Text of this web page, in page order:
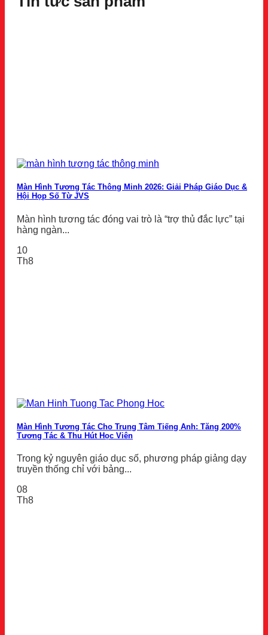
Màn Hình Tương Tác Thông Minh 2026: Giải Pháp Giáo Dục &
Hội Họp Số Từ JVS
Màn hình tương tác đóng vai trò là “trợ thủ đắc lực” tại
hàng ngàn...
10
Th8
Màn Hình Tương Tác Cho Trung Tâm Tiếng Anh: Tăng 200%
Tương Tác & Thu Hút Học Viên
Trong kỷ nguyên giáo dục số, phương pháp giảng dạy
truyền thống chỉ với bảng...
08
Th8